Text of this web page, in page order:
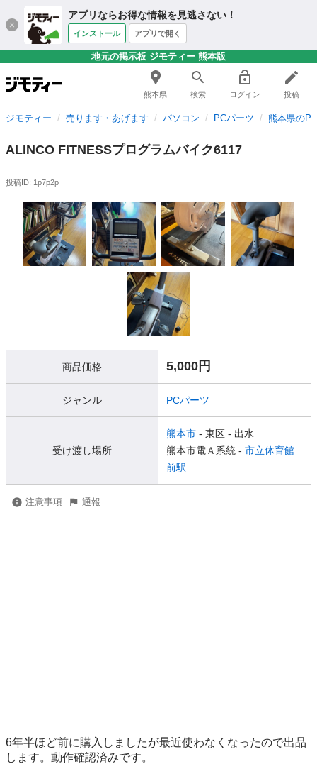
アプリならお得な情報を見逃さない！
インストール アプリで開く
地元の掲示板 ジモティー 熊本版
熊本県 検索 ログイン 投稿
ジモティー 売ります・あげます パソコン PCパーツ 熊本県の
ALINCO FITNESSプログラムバイク6117
投稿ID: 1p7p2p
商品価格 5,000円
ジャンル PCパーツ
受け渡し場所
熊本市 - 東区 - 出水
熊本市電Ａ系統 - 市立体育館
前駅
注意事項 通報
6年半ほど前に購入しましたが最近使わなくなったので出品
します。動作確認済みです。